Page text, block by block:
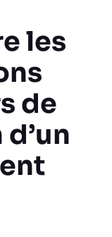
les
de